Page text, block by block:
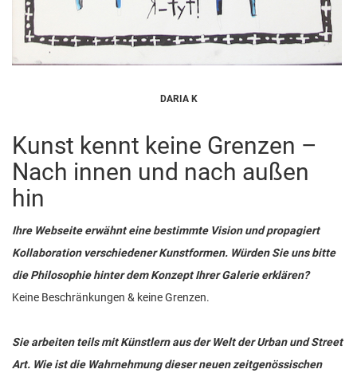
DARIA K
Kunst kennt keine Grenzen –
Nach innen und nach außen
hin
Ihre Webseite erwähnt eine bestimmte Vision und propagiert
Kollaboration verschiedener Kunstformen. Würden Sie uns bitte
die Philosophie hinter dem Konzept Ihrer Galerie erklären?
Keine Beschränkungen & keine Grenzen.
Sie arbeiten teils mit Künstlern aus der Welt der Urban und Street
Art. Wie ist die Wahrnehmung dieser neuen zeitgenössischen